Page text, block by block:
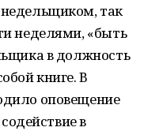
так
неделями, «быть
в должность
книге. В
оповещение
в